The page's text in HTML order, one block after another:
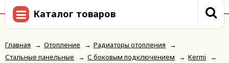
Каталог товаров
Главная → Отопление → Радиаторы отопления
→
Стальные панельные
→ С боковым подключением → Kermi
→